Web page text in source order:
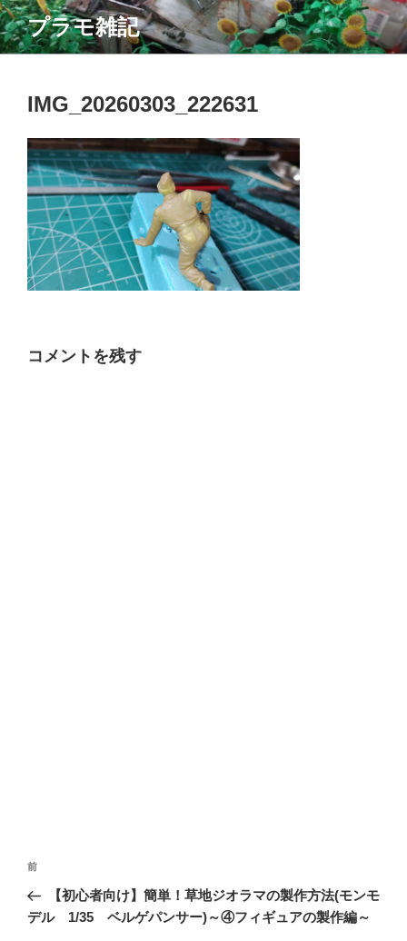
コ
ン
テ
プラモ雑記
IMG_20260303_222631
コメントを残す
投
ナ
前
の
投
前
【初心者向け】簡単！草地ジオラマの製作方法(モンモ
デル 1/35 ベルゲパンサー)～④フィギュアの製作編～